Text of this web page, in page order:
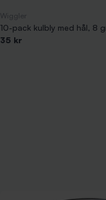
10-pack kulbly med hål, 8
35 kr